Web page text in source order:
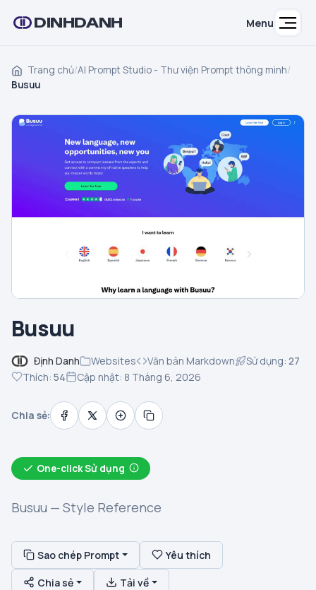
DINHDANH Menu
Trang chủ/AI Prompt Studio - Thư viện Prompt thông minh/
Busuu
Busuu
Định Danh Websites Văn bản Markdown Sử dụng: 27
Thích: 54 Cập nhật: 8 Tháng 6, 2026
Chia sẻ:
One-click Sử dụng
Busuu — Style Reference
Sao chép Prompt Yêu thích
Chia sẻ Tải về